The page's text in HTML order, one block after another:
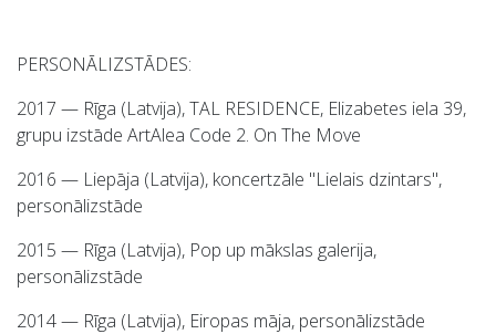
PERSONĀLIZSTĀDES:
2017 — Rīga (Latvija), TAL RESIDENCE, Elizabetes iela 39,
grupu izstāde ArtAlea Code 2. On The Move
2016 — Liepāja (Latvija), koncertzāle "Lielais dzintars",
personālizstāde
2015 — Rīga (Latvija), Pop up mākslas galerija,
personālizstāde
2014 — Rīga (Latvija), Eiropas māja, personālizstāde